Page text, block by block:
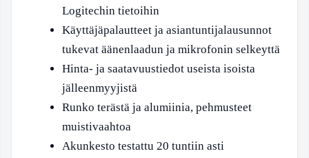
Logitechin tietoihin
Käyttäjäpalautteet ja asiantuntijalausunnot
tukevat äänenlaadun ja mikrofonin selkeyttä
Hinta- ja saatavuustiedot useista isoista
jälleenmyyjistä
Runko terästä ja alumiinia, pehmusteet
muistivaahtoa
Akunkesto testattu 20 tuntiin asti